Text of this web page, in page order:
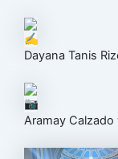
Dayana Tanis
Aramay